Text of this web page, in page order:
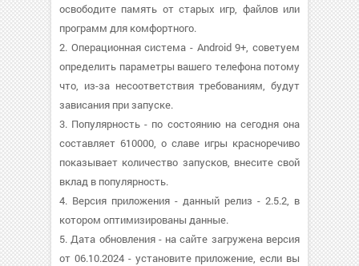
освободите память от старых игр, файлов или
программ для комфортного.
2. Операционная система - Android 9+, советуем
определить параметры вашего телефона потому
что, из-за несоответствия требованиям, будут
зависания при запуске.
3. Популярность - по состоянию на сегодня она
составляет 610000, о cлаве игры красноречиво
показывает количество запусков, внесите свой
вклад в популярность.
4. Версия приложения - данный релиз - 2.5.2, в
котором оптимизированы данные.
5. Дата обновления - на сайте загружена версия
от 06.10.2024 - установите приложение, если вы